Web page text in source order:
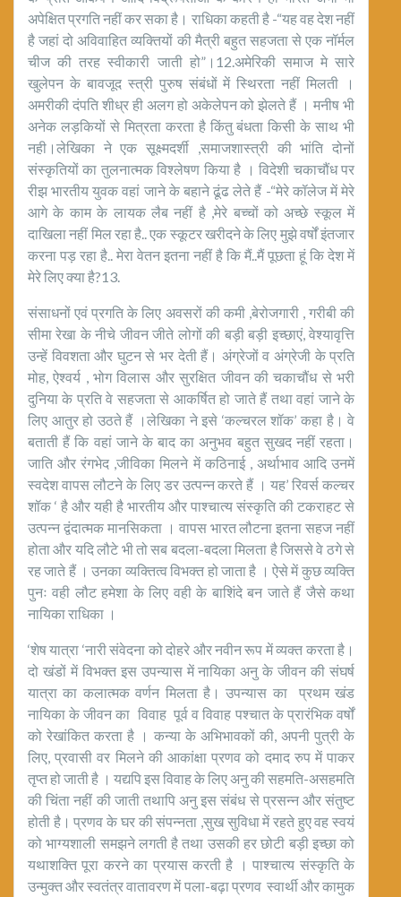
अपेक्षित प्रगति नहीं कर सका है। राधिका कहती है -“यह वह देश नहीं
है जहां दो अविवाहित व्यक्तियों की मैत्री बहुत सहजता से एक नॉर्मल
चीज की तरह स्वीकारी जाती हो”।12.अमेरिकी समाज मे सारे
खुलेपन के बावजूद स्त्री पुरुष संबंधों में स्थिरता नहीं मिलती ।
अमरीकी दंपति शीध्र ही अलग हो अकेलेपन को झेलते हैं । मनीष भी
अनेक लड़कियों से मित्रता करता है किंतु बंधता किसी के साथ भी
नही।लेखिका ने एक सूक्ष्मदर्शी ,समाजशास्त्री की भांति दोनों
संस्कृतियों का तुलनात्मक विश्लेषण किया है । विदेशी चकाचौंध पर
रीझ भारतीय युवक वहां जाने के बहाने ढूंढ लेते हैं -“मेरे कॉलेज में मेरे
आगे के काम के लायक लैब नहीं है ,मेरे बच्चों को अच्छे स्कूल में
दाखिला नहीं मिल रहा है.. एक स्कूटर खरीदने के लिए मुझे वर्षों इंतजार
करना पड़ रहा है.. मेरा वेतन इतना नहीं है कि मैं..मैं पूछता हूं कि देश में
मेरे लिए क्या है?13.
संसाधनों एवं प्रगति के लिए अवसरों की कमी ,बेरोजगारी , गरीबी की
सीमा रेखा के नीचे जीवन जीते लोगों की बड़ी बड़ी इच्छाएं, वेश्यावृत्ति
उन्हें विवशता और घुटन से भर देती हैं। अंग्रेजों व अंग्रेजी के प्रति
मोह, ऐश्वर्य , भोग विलास और सुरक्षित जीवन की चकाचौंध से भरी
दुनिया के प्रति वे सहजता से आकर्षित हो जाते हैं तथा वहां जाने के
लिए आतुर हो उठते हैं ।लेखिका ने इसे ‘कल्चरल शॉक’ कहा है। वे
बताती हैं कि वहां जाने के बाद का अनुभव बहुत सुखद नहीं रहता।
जाति और रंगभेद ,जीविका मिलने में कठिनाई , अर्थाभाव आदि उनमें
स्वदेश वापस लौटने के लिए डर उत्पन्न करते हैं । यह’ रिवर्स कल्चर
शॉक ‘ है और यही है भारतीय और पाश्चात्य संस्कृति की टकराहट से
उत्पन्न द्वंदात्मक मानसिकता । वापस भारत लौटना इतना सहज नहीं
होता और यदि लौटे भी तो सब बदला-बदला मिलता है जिससे वे ठगे से
रह जाते हैं । उनका व्यक्तित्व विभक्त हो जाता है । ऐसे में कुछ व्यक्ति
पुनः वही लौट हमेशा के लिए वही के बाशिंदे बन जाते हैं जैसे कथा
नायिका राधिका ।
‘शेष यात्रा ‘नारी संवेदना को दोहरे और नवीन रूप में व्यक्त करता है।
दो खंडों में विभक्त इस उपन्यास में नायिका अनु के जीवन की संघर्ष
यात्रा का कलात्मक वर्णन मिलता है। उपन्यास का प्रथम खंड
नायिका के जीवन का विवाह पूर्व व विवाह पश्चात के प्रारंभिक वर्षों
को रेखांकित करता है । कन्या के अभिभावकों की, अपनी पुत्री के
लिए, प्रवासी वर मिलने की आकांक्षा प्रणव को दमाद रुप में पाकर
तृप्त हो जाती है । यद्यपि इस विवाह के लिए अनु की सहमति-असहमति
की चिंता नहीं की जाती तथापि अनु इस संबंध से प्रसन्न और संतुष्ट
होती है। प्रणव के घर की संपन्नता ,सुख सुविधा में रहते हुए वह स्वयं
को भाग्यशाली समझने लगती है तथा उसकी हर छोटी बड़ी इच्छा को
यथाशक्ति पूरा करने का प्रयास करती है । पाश्चात्य संस्कृति के
उन्मुक्त और स्वतंत्र वातावरण में पला-बढ़ा प्रणव स्वार्थी और कामुक